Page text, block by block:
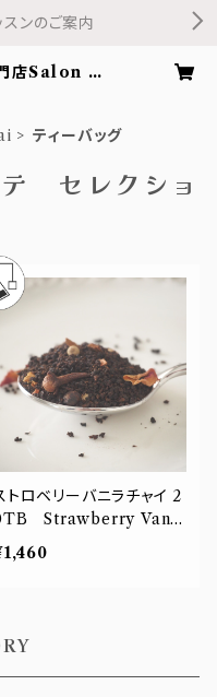
スンのご案内
店Salon de
ティーバッグ
セレクショ
トロベリーバニラチャイ 2
Strawberry Vanil
Chai